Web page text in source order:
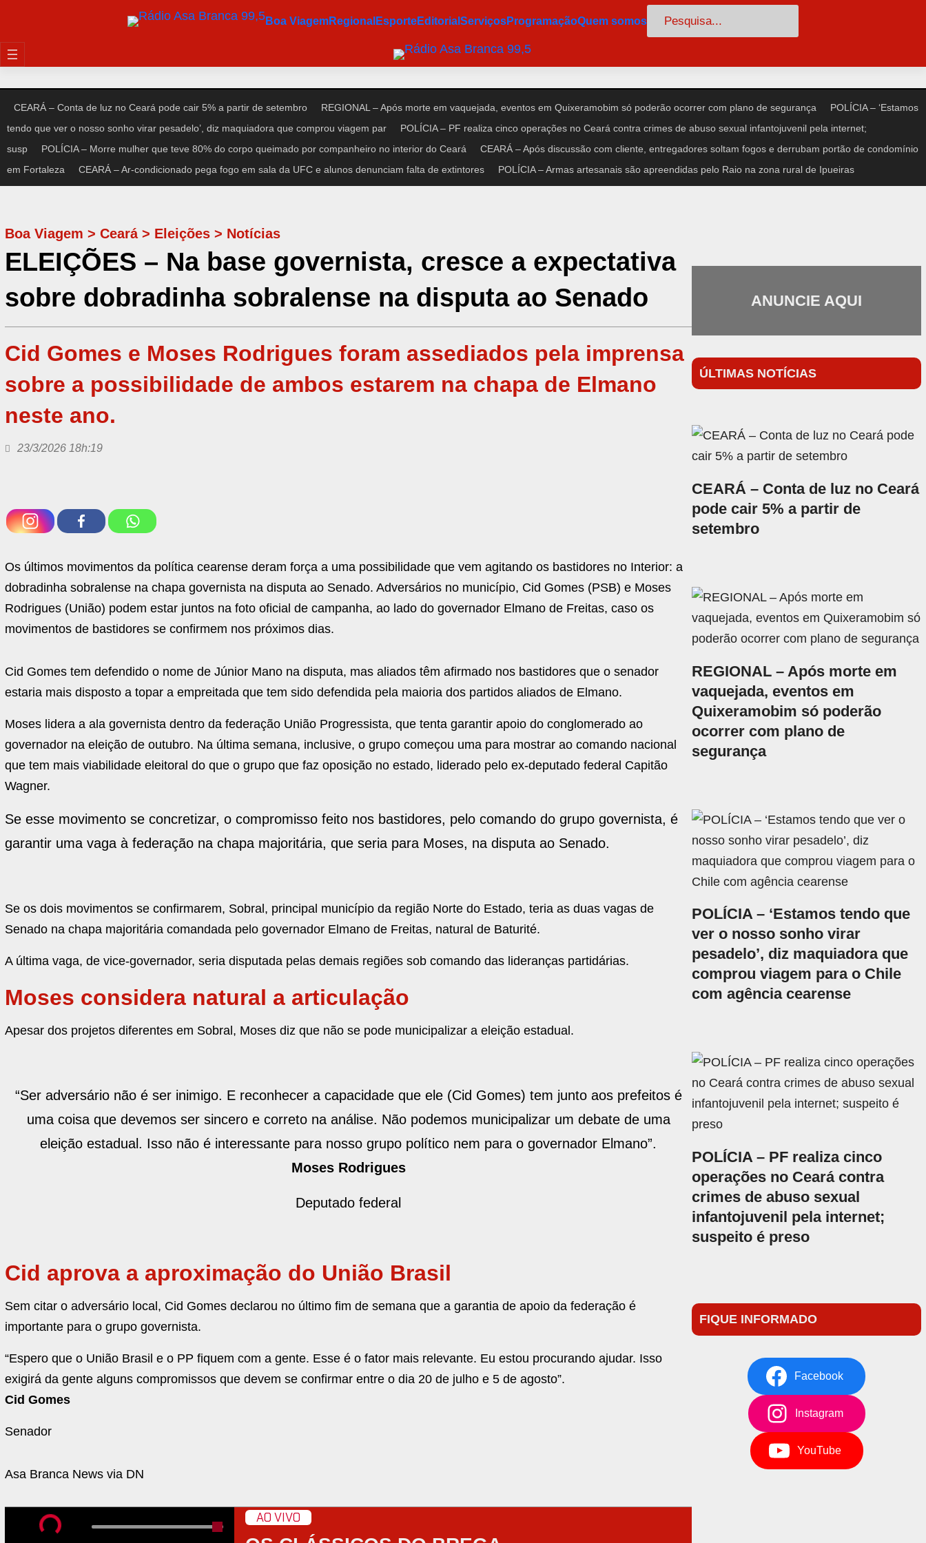
Boa ViagemRegional EsporteEditorial ServiçosProgramaçãoQuem somos Pesquisar
CEARÁ – Conta de luz no Ceará pode cair 5% a partir de setembro REGIONAL – Após morte em vaquejada, eventos em Quixeramobim só poderão ocorrer com plano de segurança
POLÍCIA – ‘Estamos
tendo que ver o nosso sonho virar pesadelo’, diz maquiadora que comprou viagem par
POLÍCIA – PF realiza cinco operações no Ceará contra crimes de abuso sexual infantojuvenil pela internet;
susp
POLÍCIA – Morre mulher que teve 80% do corpo queimado por companheiro no interior do Ceará
CEARÁ – Após discussão com cliente, entregadores soltam fogos e derrubam portão de condomínio
em Fortaleza
CEARÁ – Ar-condicionado pega fogo em sala da UFC e alunos denunciam falta de extintores POLÍCIA – Armas artesanais são apreendidas pelo Raio na zona rural de Ipueiras
Boa Viagem >Ceará> Eleições > Notícias
ELEIÇÕES – Na base governista, cresce a expectativa
sobre dobradinha sobralense na disputa ao Senado
Cid Gomes e Moses Rodrigues foram assediados pela imprensa
sobre a possibilidade de ambos estarem na chapa de Elmano
neste ano.
23/3/2026 18h:19
Os últimos movimentos da política cearense deram força a uma possibilidade que vem agitando os bastidores no Interior: a
dobradinha sobralense na chapa governista na disputa ao Senado. Adversários no município, Cid Gomes (PSB) e Moses
Rodrigues (União) podem estar juntos na foto oficial de campanha, ao lado do governador Elmano de Freitas, caso os
movimentos de bastidores se confirmem nos próximos dias.
Cid Gomes tem defendido o nome de Júnior Mano na disputa, mas aliados têm afirmado nos bastidores que o senador
estaria mais disposto a topar a empreitada que tem sido defendida pela maioria dos partidos aliados de Elmano.
Moses lidera a ala governista dentro da federação União Progressista, que tenta garantir apoio do conglomerado ao
governador na eleição de outubro. Na última semana, inclusive, o grupo começou uma para mostrar ao comando nacional
que tem mais viabilidade eleitoral do que o grupo que faz oposição no estado, liderado pelo ex-deputado federal Capitão
Wagner.
Se esse movimento se concretizar, o compromisso feito nos bastidores, pelo comando do grupo governista, é
garantir uma vaga à federação na chapa majoritária, que seria para Moses, na disputa ao Senado.
Se os dois movimentos se confirmarem, Sobral, principal município da região Norte do Estado, teria as duas vagas de
Senado na chapa majoritária comandada pelo governador Elmano de Freitas, natural de Baturité.
A última vaga, de vice-governador, seria disputada pelas demais regiões sob comando das lideranças partidárias.
Moses considera natural a articulação
Apesar dos projetos diferentes em Sobral, Moses diz que não se pode municipalizar a eleição estadual.
“Ser adversário não é ser inimigo. E reconhecer a capacidade que ele (Cid Gomes) tem junto aos prefeitos é
uma coisa que devemos ser sincero e correto na análise. Não podemos municipalizar um debate de uma
eleição estadual. Isso não é interessante para nosso grupo político nem para o governador Elmano”.
Moses Rodrigues
Deputado federal
Cid aprova a aproximação do União Brasil
Sem citar o adversário local, Cid Gomes declarou no último fim de semana que a garantia de apoio da federação é
importante para o grupo governista.
“Espero que o União Brasil e o PP fiquem com a gente. Esse é o fator mais relevante. Eu estou procurando ajudar. Isso
exigirá da gente alguns compromissos que devem se confirmar entre o dia 20 de julho e 5 de agosto”.
Cid Gomes
Senador
Asa Branca News via DN
AO VIVO
ANUNCIE AQUI
ÚLTIMAS NOTÍCIAS
CEARÁ – Conta de luz no Ceará
pode cair 5% a partir de
setembro
REGIONAL – Após morte em
vaquejada, eventos em
Quixeramobim só poderão
ocorrer com plano de
segurança
POLÍCIA – ‘Estamos tendo que
ver o nosso sonho virar
pesadelo’, diz maquiadora que
comprou viagem para o Chile
com agência cearense
POLÍCIA – PF realiza cinco
operações no Ceará contra
crimes de abuso sexual
infantojuvenil pela internet;
suspeito é preso
FIQUE INFORMADO
Facebook
Instagram
YouTube